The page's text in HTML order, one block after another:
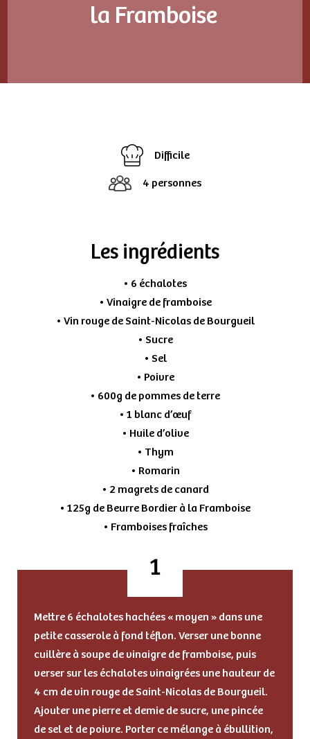
la Framboise
Difficile
4 personnes
Les ingrédients
• 6 échalotes
• Vinaigre de framboise
• Vin rouge de Saint-Nicolas de Bourgueil
• Sucre
• Sel
• Poivre
• 600g de pommes de terre
• 1 blanc d’œuf
• Huile d’olive
• Thym
• Romarin
• 2 magrets de canard
• 125g de Beurre Bordier à la Framboise
• Framboises fraîches
Mettre 6 échalotes hachées « moyen » dans une
petite casserole à fond téflon. Verser une bonne
cuillère à soupe de vinaigre de framboise, puis
verser sur les échalotes vinaigrées une hauteur de
4 cm de vin rouge de Saint-Nicolas de Bourgueil.
Ajouter une pierre et demie de sucre, une pincée
de sel et de poivre. Porter ce mélange à ébullition,